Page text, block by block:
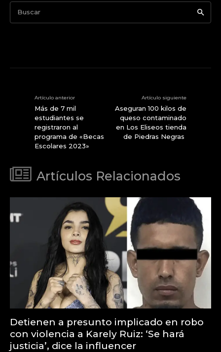
Buscar
Artículo anterior
Más de 7 mil
estudiantes se
registraron al
programa de «Becas
Escolares 2023»
Artículo siguiente
Aseguran 100 kilos de
queso contaminado
en Los Eliseos tienda
de Piedras Negras
Artículos Relacionados
Detienen a presunto implicado en robo
con violencia a Karely Ruiz: ‘Se hará
justicia’, dice la influencer